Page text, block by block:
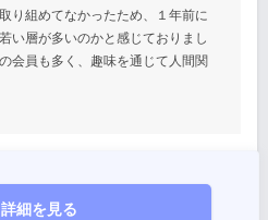
り組めてなかったため、１年前に
い層が多いのかと感じておりまし
会員も多く、趣味を通じて人間関
詳細を見る